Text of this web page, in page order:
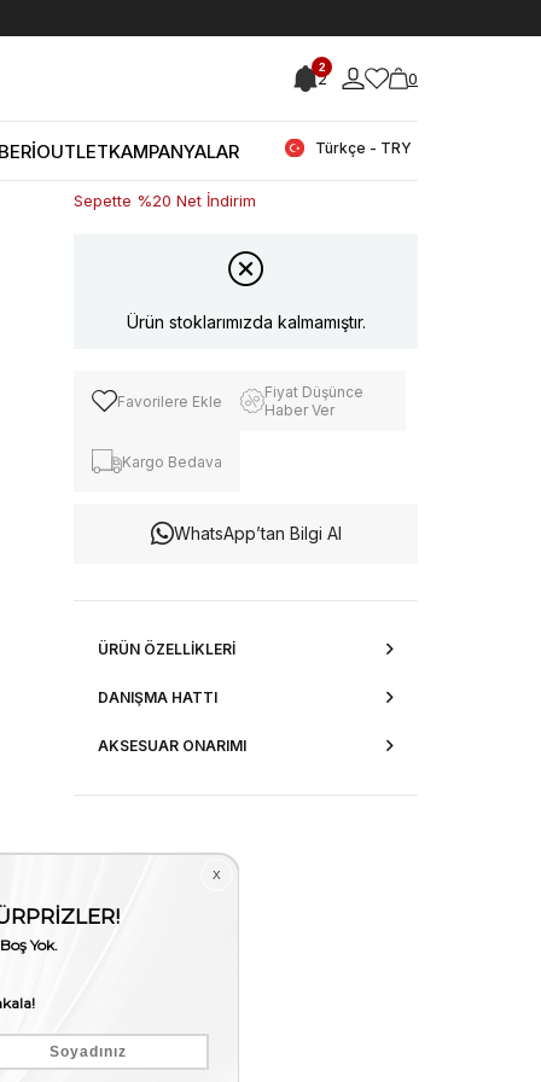
2
2 0
Türkçe - TRY
OUTLETKAMPANYALAR
< < Önceki Sayfaya Dön
Rouge Kadın Omuz Çantası 11
Stok Miktarı : 0
Sepette %20 Net İndirim
Ürün stoklarımızda kalmamıştır.
Favorilere Ekle
Fiyat Düşünce
Haber Ver
Kargo Bedava
WhatsApp’tan Bilgi Al
ÜRÜN ÖZELLIKLERI
DANIŞMA HATTI
AKSESUAR ONARIMI